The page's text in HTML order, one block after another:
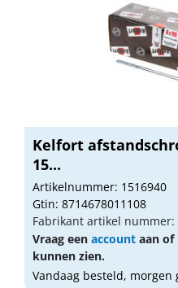
Kelfort
15...
Artikelnummer: 1516940
Gtin: 8714678011108
Fabrikant artikel nummer:
Vraag een account aan of
kunnen zien.
Vandaag besteld, morgen